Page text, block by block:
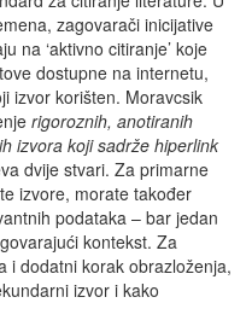
zagovarači inicijative
na ‘aktivno citiranje’ koje
dostupne na internetu,
izvor korišten. Moravcsik
rigoroznih, anotiranih
izvora koji sadrže hiperlink
dvije stvari. Za primarne
izvore, morate također
podataka – bar jedan
kontekst. Za
i dodatni korak obrazloženja,
izvor i kako